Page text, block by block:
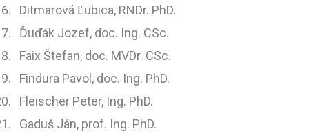
Ditmarová Ľubica, RNDr. PhD.
Ďuďák Jozef, doc. Ing. CSc.
Faix Štefan, doc. MVDr. CSc.
Findura Pavol, doc. Ing. PhD.
Fleischer Peter, Ing. PhD.
Gaduš Ján, prof. Ing. PhD.